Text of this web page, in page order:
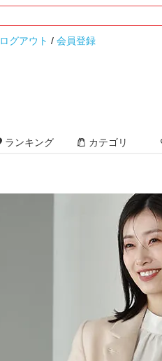
ログアウト / 会員登録
ランキング カテゴリ